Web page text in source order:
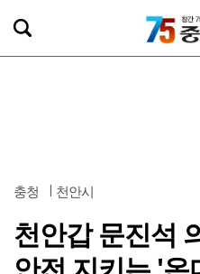
충청 천안시
천안갑 문진석